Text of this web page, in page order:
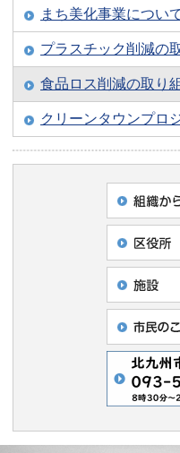
まち美化事業につい
プラスチック削減の
食品ロス削減の取り
クリーンタウンプロ